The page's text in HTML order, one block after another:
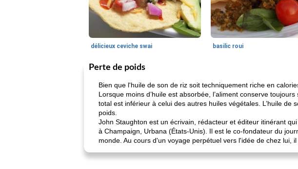
délicieux ceviche swai basilic roui
Perte de poids
Bien que l'huile de son de riz soit techniquement riche en
Lorsque moins d’huile est absorbée, l’aliment conserve
total est inférieur à celui des autres huiles végétales. L’huile
poids.
John Staughton est un écrivain, rédacteur et éditeur itinérant
à Champaign, Urbana (États-Unis). Il est le co-fondateur du
monde. Au cours d'un voyage perpétuel vers l'idée de chez lui,